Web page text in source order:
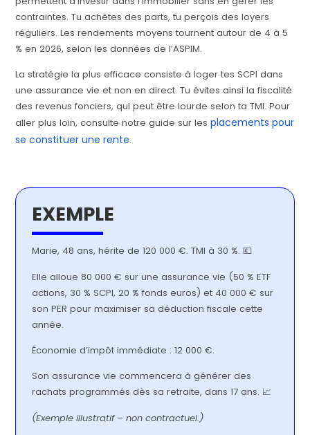
contraintes. Tu achètes des parts, tu perçois des loyers
réguliers. Les rendements moyens tournent autour de 4 à 5
% en 2026, selon les données de l’ASPIM.
La stratégie la plus efficace consiste à loger tes SCPI dans
une assurance vie et non en direct. Tu évites ainsi la fiscalité
des revenus fonciers, qui peut être lourde selon ta TMI. Pour
aller plus loin, consulte notre guide sur les placements pour
se constituer une rente.
EXEMPLE
Marie, 48 ans, hérite de 120 000 €. TMI à 30 %. 💶
Elle alloue 80 000 € sur une assurance vie (50 % ETF
actions, 30 % SCPI, 20 % fonds euros) et 40 000 € sur
son PER pour maximiser sa déduction fiscale cette
année.
Économie d’impôt immédiate : 12 000 €.
Son assurance vie commencera à générer des
rachats programmés dès sa retraite, dans 17 ans. 📈
(Exemple illustratif – non contractuel.)